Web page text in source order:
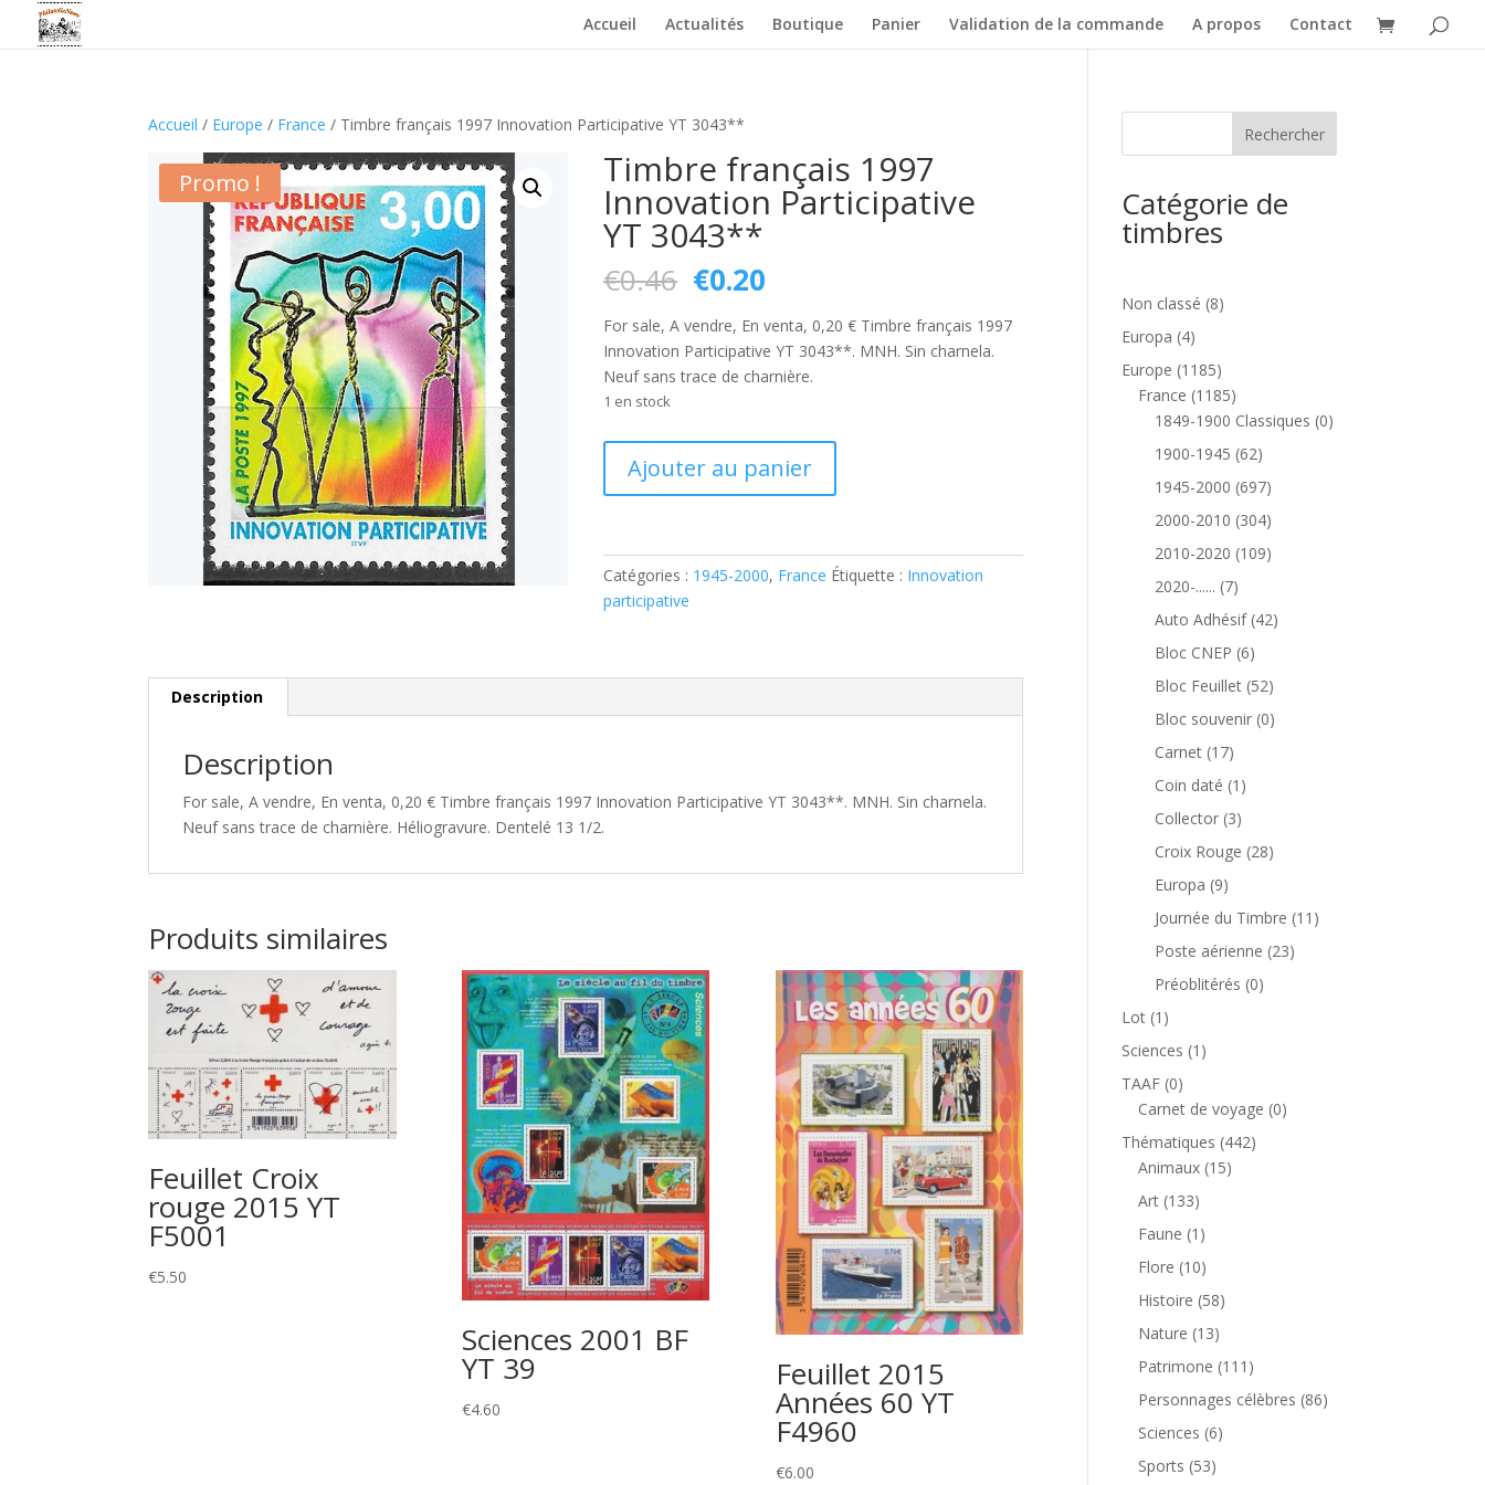
Accueil Actualités Boutique Panier Validation de la commande A propos Contact
Accueil / Europe / France / Timbre français 1997 Innovation Participative YT 3043**
Promo ! Timbre français 1997
Innovation Participative
YT 3043**
€0.46 Le
prix
initial
était :
€0.46.
€0.20
actuel
est :
€0.20.
For sale, A vendre, En venta, 0,20 € Timbre français 1997
Innovation Participative YT 3043**. MNH. Sin charnela.
Neuf sans trace de charnière.
1 en stock
Timbre
1997
Innovation
Participative
Ajouter au panier
Catégories : 1945-2000, France Étiquette : Innovation
participative
Description
Description
For sale, A vendre, En venta, 0,20 € Timbre français 1997 Innovation Participative YT 3043**. MNH. Sin charnela.
Neuf sans trace de charnière. Héliogravure. Dentelé 13 1/2.
Produits similaires
Feuillet Croix
rouge 2015 YT
F5001
€5.50
Sciences 2001 BF
YT 39
€4.60
Feuillet 2015
Années 60 YT
F4960
€6.00
Catégorie de
timbres
Non classé 88
Europa 44
produits
Europe 11851185
produits
France 11851185
produits
1849-1900 Classiques 00
1900-1945 6262
produits
1945-2000 697697
produits
2000-2010 304304
produits
2010-2020 109109
2020-...... 77
produits
Auto Adhésif 4242
Bloc CNEP 66
produits
Bloc Feuillet 5252
produits
Bloc souvenir 00
Carnet 1717
produits
Coin daté 1 1
Collector 33
produits
Croix Rouge 2828
Europa 99
produits
Journée du Timbre 11 11
Poste aérienne 2323
Préoblitérés 00
Lot 1 1
produit
Sciences 1 1
TAAF 00
produit
Carnet de voyage 00
Thématiques 442442
Animaux 1515
Art 133133
produits
Faune 1 1
produit
Flore 1010
produits
Histoire 5858
Nature 1313
produits
Patrimone 111 111
produits
Personnages célèbres 8686
Sciences 66
Sports 5353